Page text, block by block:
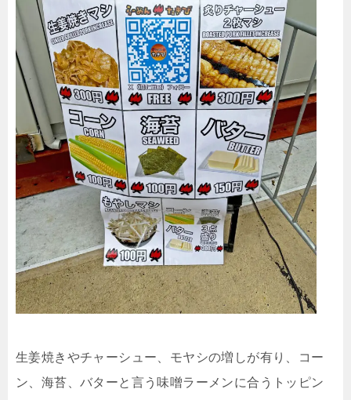
生姜焼きやチャーシュー、モヤシの増しが有り、コー
ン、海苔、バターと言う味噌ラーメンに合うトッピン